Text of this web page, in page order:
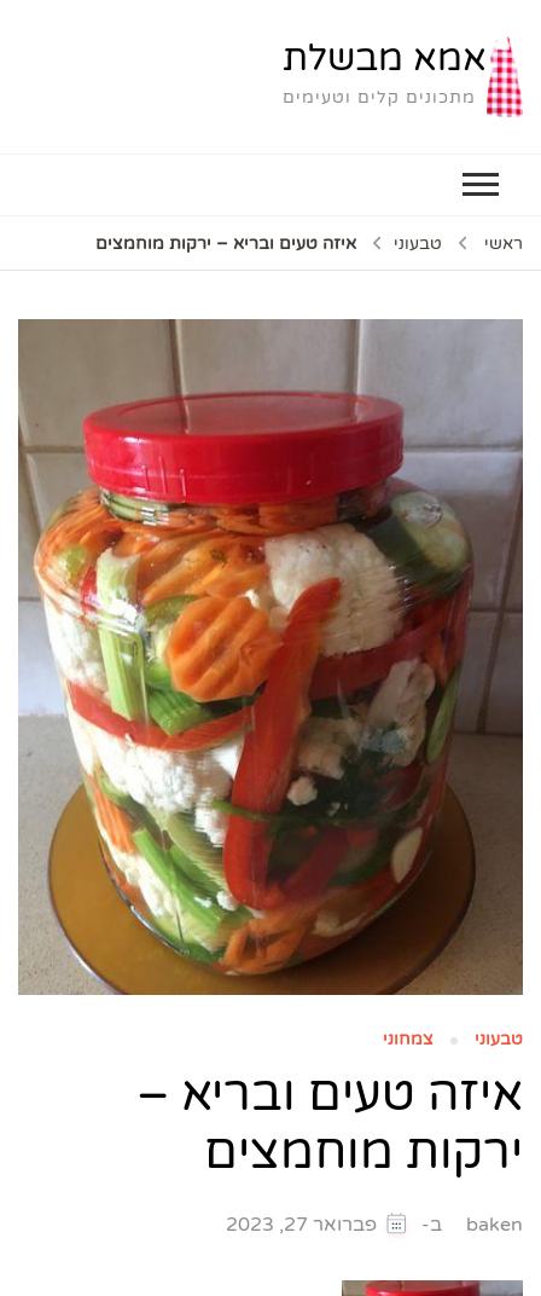
אמא מבשלת
מתכונים קלים וטעימים
ראשי טבעוני איזה טעים ובריא – ירקות מוחמצים
טבעוני צמחוני
איזה טעים ובריא –
ירקות מוחמצים
baken ב- פברואר 27, 2023